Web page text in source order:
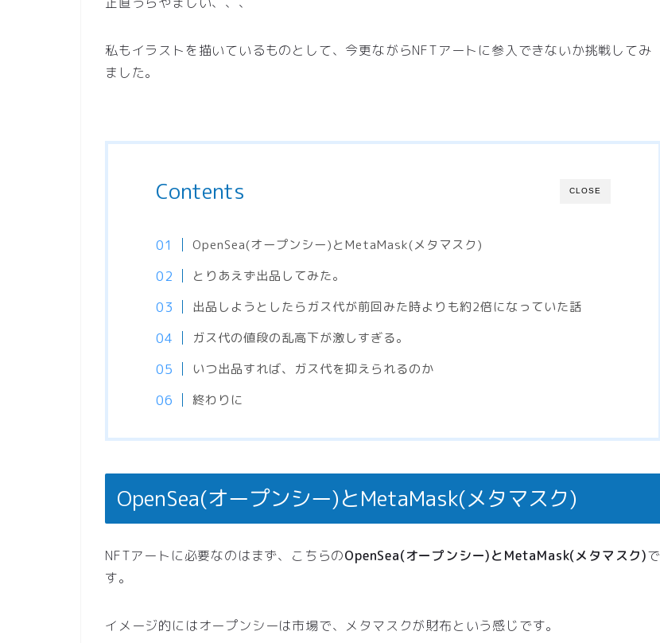
私もイラストを描いているものとして、今更ながらNFTアートに参入できないか挑戦してみ
ました。
CLOSE
Contents
OpenSea(オープンシー)とMetaMask(メタマスク)
とりあえず出品してみた。
出品しようとしたらガス代が前回みた時よりも約2倍になっていた話
ガス代の値段の乱高下が激しすぎる。
いつ出品すれば、ガス代を抑えられるのか
終わりに
OpenSea(オープンシー)とMetaMask(メタマスク)
NFTアートに必要なのはまず、こちらのOpenSea(オープンシー)とMetaMask(メタマスク)で
す。
イメージ的にはオープンシーは市場で、メタマスクが財布という感じです。